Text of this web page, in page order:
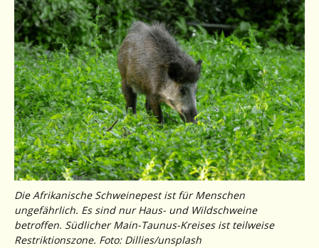
Die Afrikanische Schweinepest ist für Menschen
ungefährlich. Es sind nur Haus- und Wildschweine
betroffen. Südlicher Main-Taunus-Kreises ist teilweise
Restriktionszone. Foto: Dillies/unsplash